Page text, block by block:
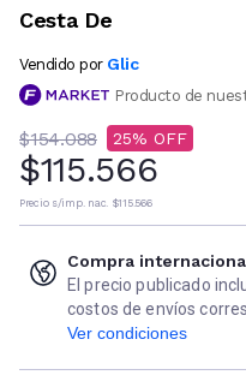
Cesta De
Vendido por Glic
Producto de
$154.088 25
$115.566
Precio s/imp. nac. $115.566
Compra
El precio publicado
costos de envíos
Ver condiciones